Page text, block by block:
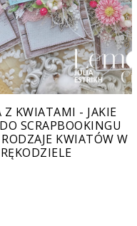
Z KWIATAMI - JAKIE
SCRAPBOOKINGU
KWIATÓW W
RĘKODZIELE